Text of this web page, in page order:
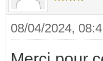
08/04/2024,